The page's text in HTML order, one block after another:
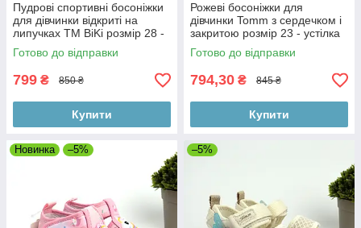
Пудрові спортивні босоніжки
для дівчинки відкриті на
липучках ТМ BiKi розмір 28 -
устілка 18 см
Готово до відправки
799 ₴ 850 ₴
Купити
Рожеві босоніжки для
дівчинки Tomm з сердечком і
закритою розмір 23 - устілка
14,8 смп’яткою ТМ Tomm
розмір 23 - устілка 14,8 см
Готово до відправки
794,30 ₴ 845 ₴
Купити
Новинка –5% –5%